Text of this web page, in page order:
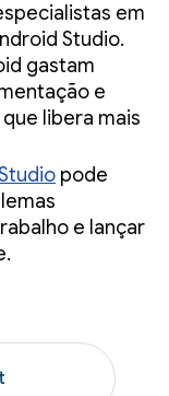
em
Studio.
gastam
e
libera mais
pode
e lançar